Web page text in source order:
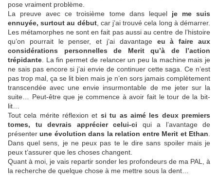
pose vraiment problème.
La preuve avec ce troisième tome dans lequel je me suis
ennuyée, surtout au début, car j’ai trouvé cela long à démarrer.
Les métamorphes ne sont en fait pas aussi au centre de l’histoire
qu’on pourrait le penser, et j’ai davantage eu à faire aux
considérations personnelles de Merit qu’à de l’action
trépidante . La fin permet de relancer un peu la machine mais je
ne sais pas encore si j’ai envie de continuer cette saga. Ce n’est
pas trop mal, ça se lit bien mais je n’en sors jamais complètement
transcendée avec une envie insurmontable de me jeter sur la
suite… Peut-être que je commence à avoir fait le tour de la bit-
lit…
Tout cela mérite réflexion et si tu as aimé les deux premiers
tomes, tu devrais apprécier celui-ci qui a l’avantage de
présenterune évolution dans la relation entre Merit et Ethan
Dans quel sens, je ne peux pas te le dire sans spoiler mais je
peux t’assurer que les choses changent.
Quant à moi, je vais repartir sonder les profondeurs de ma PAL, à
la recherche de quelque chose à me mettre sous la dent…